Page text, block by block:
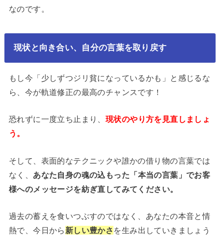
なのです。
現状と向き合い、自分の言葉を取り戻す
もし今「少しずつジリ貧になっているかも」と感じるな
ら、今が軌道修正の最高のチャンスです！
恐れずに一度立ち止まり、 現状のやり方を見直しましょ
う。
そして、表面的なテクニックや誰かの借り物の言葉では
なく、 あなた自身の魂の込もった「本当の言葉」でお客
様へのメッセージを紡ぎ直してみてください。
過去の蓄えを食いつぶすのではなく、あなたの本音と情
熱で、今日から 新しい豊かさ を生み出していきましょう